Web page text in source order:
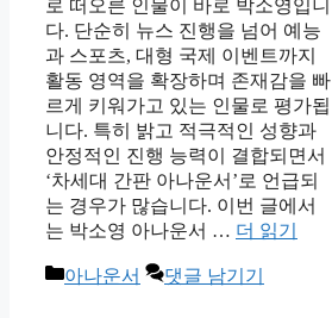
로 떠오른 인물이 바로 박소영입니
다. 단순히 뉴스 진행을 넘어 예능
과 스포츠, 대형 국제 이벤트까지
활동 영역을 확장하며 존재감을 빠
르게 키워가고 있는 인물로 평가됩
니다. 특히 밝고 적극적인 성향과
안정적인 진행 능력이 결합되면서
‘차세대 간판 아나운서’로 언급되
는 경우가 많습니다. 이번 글에서
는 박소영 아나운서 … 더 읽기
카
아나운서 댓글 남기기